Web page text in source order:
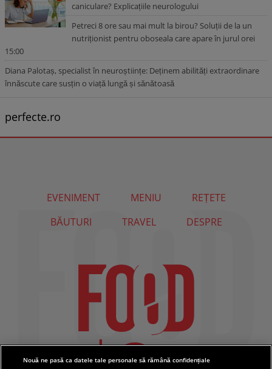
caniculare? Explicațiile neurologului
Petreci 8 ore sau mai mult la birou? Soluții de la un
nutriționist pentru oboseala care apare în jurul orei
15:00
Diana Palotaș, specialist în neuroștiințe: Deținem abilități extraordinare
înnăscute care susțin o viață lungă și sănătoasă
perfecte.ro
EVENIMENT MENIU
REȚETE
BĂUTURI
TRAVEL DESPRE
Nouă ne pasă ca datele tale personale să rămână confidențiale